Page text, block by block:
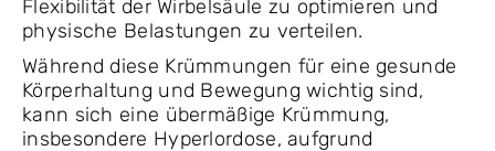
Flexibilität der Wirbelsäule zu optimieren und
physische Belastungen zu verteilen.
Während diese Krümmungen für eine gesunde
Körperhaltung und Bewegung wichtig sind,
kann sich eine übermäßige Krümmung,
insbesondere Hyperlordose, aufgrund